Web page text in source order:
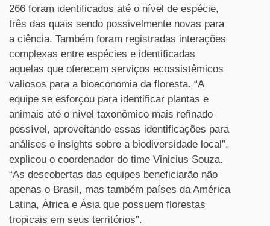
266 foram identificados até o nível de espécie,
três das quais sendo possivelmente novas para
a ciência. Também foram registradas interações
complexas entre espécies e identificadas
aquelas que oferecem serviços ecossistêmicos
valiosos para a bioeconomia da floresta. “A
equipe se esforçou para identificar plantas e
animais até o nível taxonômico mais refinado
possível, aproveitando essas identificações para
análises e insights sobre a biodiversidade local”,
explicou o coordenador do time Vinicius Souza.
“As descobertas das equipes beneficiarão não
apenas o Brasil, mas também países da América
Latina, África e Ásia que possuem florestas
tropicais em seus territórios”.